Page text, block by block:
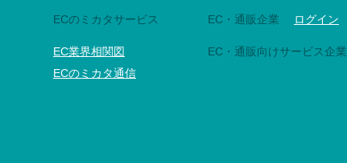
ECのミカタサービス
EC業界相関図
ECのミカタ通信
EC・通販企業 ログイン
EC・通販向けサービス企業